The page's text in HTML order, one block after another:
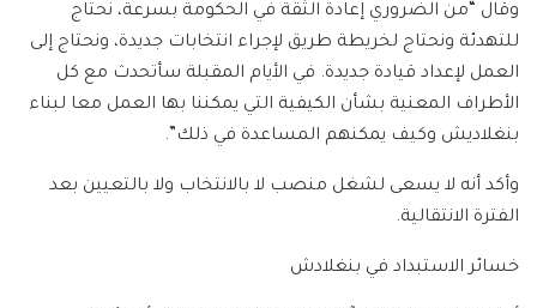
وقال “من الضروري إعادة الثقة في الحكومة بسرعة، نحتاج
للتهدئة ونحتاج لخريطة طريق لإجراء انتخابات جديدة، ونحتاج إلى
العمل لإعداد قيادة جديدة. في الأيام المقبلة سأتحدث مع كل
الأطراف المعنية بشأن الكيفية التي يمكننا بها العمل معا لبناء
بنغلاديش وكيف يمكنهم المساعدة في ذلك”.
وأكد أنه لا يسعى لشغل منصب لا بالانتخاب ولا بالتعيين بعد
الفترة الانتقالية.
خسائر الاستبداد في بنغلادش